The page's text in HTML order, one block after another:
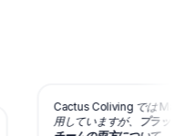
Cactus Coliving では
用していますが、 プラット